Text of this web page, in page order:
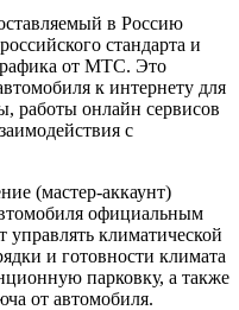
в Россию
стандарта и
от МТС. Это
к интернету для
работы онлайн сервисов
с
(мастер-аккаунт)
официальным
климатической
и готовности климата
парковку, а также
от автомобиля.